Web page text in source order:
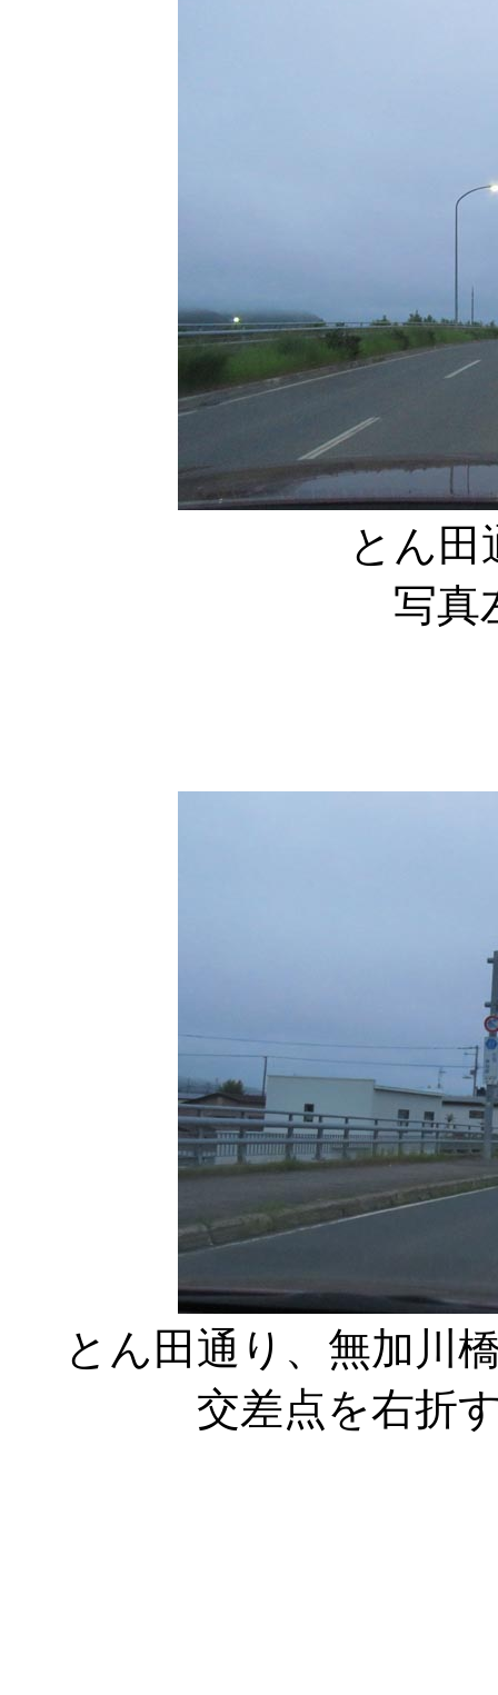
とん田
写真
とん田通り、無加川
交差点を右折